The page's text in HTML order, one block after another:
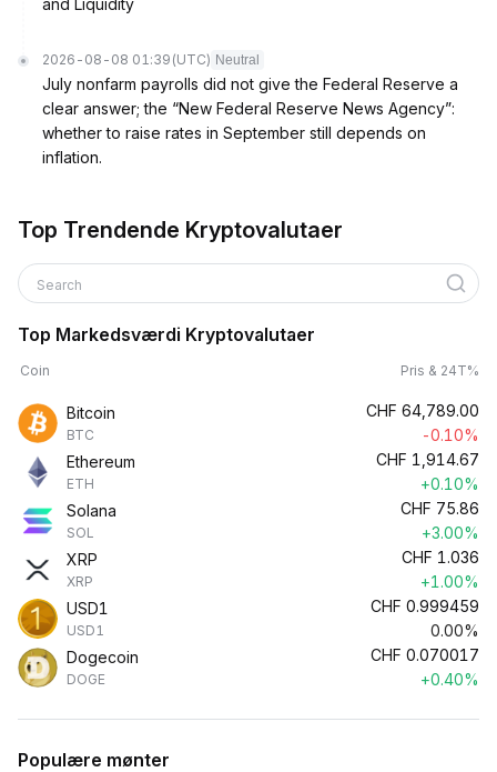
and Liquidity
2026-08-08 01:39 (UTC) Neutral
July nonfarm payrolls did not give the Federal Reserve a
clear answer; the “New Federal Reserve News Agency”:
whether to raise rates in September still depends on
inflation.
Top Trendende Kryptovalutaer
Search
Top Markedsværdi Kryptovalutaer
Coin Pris & 24T%
Bitcoin
BTC
CHF 64,789.00
-0.10%
Ethereum
ETH
CHF 1,914.67
+0.10%
Solana
SOL
CHF 75.86
+3.00%
XRP
XRP
CHF 1.036
+1.00%
USD1
USD1
CHF 0.999459
0.00%
Dogecoin
DOGE
CHF 0.070017
+0.40%
Populære mønter